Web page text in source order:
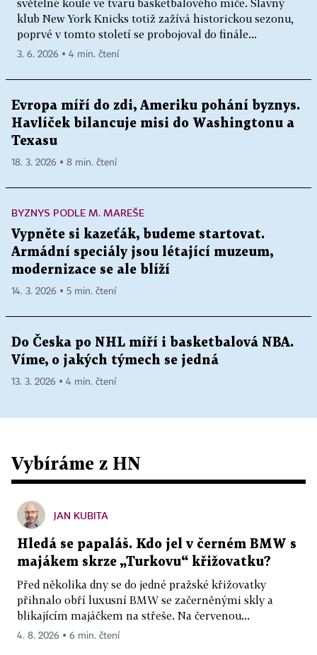
světelné koule ve tvaru basketbalového míče. Slavný
klub New York Knicks totiž zažívá historickou sezonu,
poprvé v tomto století se probojoval do finále...
3. 6. 2026 ▪ 4 min. čtení
Evropa míří do zdi, Ameriku pohání byznys.
Havlíček bilancuje misi do Washingtonu a
Texasu
18. 3. 2026 ▪ 8 min. čtení
BYZNYS PODLE M. MAREŠE
Vypněte si kazeťák, budeme startovat.
Armádní speciály jsou létající muzeum,
modernizace se ale blíží
14. 3. 2026 ▪ 5 min. čtení
Do Česka po NHL míří i basketbalová NBA.
Víme, o jakých týmech se jedná
13. 3. 2026 ▪ 4 min. čtení
Vybíráme z HN
JAN KUBITA
Hledá se papaláš. Kdo jel v černém BMW s
majákem skrze „Turkovu“ křižovatku?
Před několika dny se do jedné pražské křižovatky
přihnalo obří luxusní BMW se začerněnými skly a
blikajícím majáčkem na střeše. Na červenou...
4. 8. 2026 ▪ 6 min. čtení